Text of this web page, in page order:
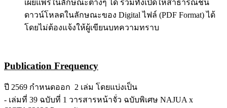
เผยแพร่ในลักษณะต่างๆ ได้ รวมทั้งเปิดให้สาธารณชน
ดาวน์โหลดในลักษณะของ Digital ไฟล์ (PDF Format) ได้
โดยไม่ต้องแจ้งให้ผู้เขียนบทความทราบ
Publication Frequency
ปี 2569 กำหนดออก 2 เล่ม โดยแบ่งเป็น
- เล่มที่ 39 ฉบับที่ 1 วารสารหน้าจั่ว ฉบับพิเศษ NAJUA x